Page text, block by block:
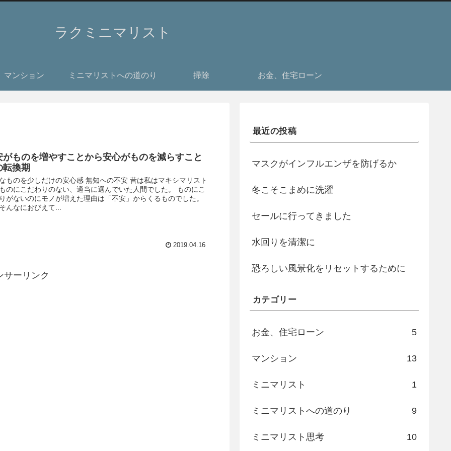
ラクミニマリスト
マンション ミニマリストへの道のり 掃除 お金、住宅ローン
がものを増やすことから安心がものを減らすこと
転換期
ものを少しだけの安心感 無知への不安 昔は私はマキシマリスト
のにこだわりのない、適当に選んでいた人間でした。 ものにこ
がないのにモノが増えた理由は「不安」からくるものでした。
んなにおびえて...
2019.04.16
サーリンク
最近の投稿
マスクがインフルエンザを防げるか
冬こそこまめに洗濯
セールに行ってきました
水回りを清潔に
恐ろしい風景化をリセットするために
カテゴリー
お金、住宅ローン 5
マンション 13
ミニマリスト 1
ミニマリストへの道のり 9
ミニマリスト思考 10